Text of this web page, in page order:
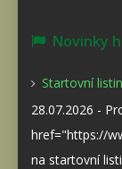
Novinky
Startovní
28.07.2026 -
href="https://
na startovní